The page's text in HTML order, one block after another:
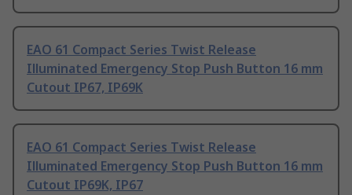
EAO 61 Compact Series Twist Release
Illuminated Emergency Stop Push Button 16 mm
Cutout IP67, IP69K
EAO 61 Compact Series Twist Release
Illuminated Emergency Stop Push Button 16 mm
Cutout IP69K, IP67